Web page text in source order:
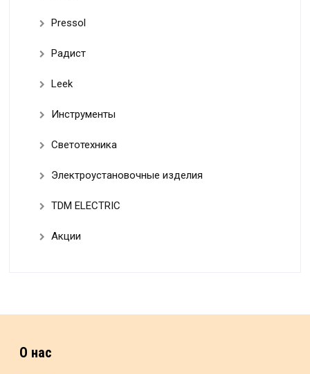
Pressol
Радист
Leek
Инструменты
Светотехника
Электроустановочные изделия
TDM ELECTRIC
Акции
О нас